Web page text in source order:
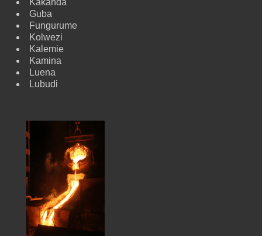
Kakanda
Guba
Fungurume
Kolwezi
Kalemie
Kamina
Luena
Lubudi